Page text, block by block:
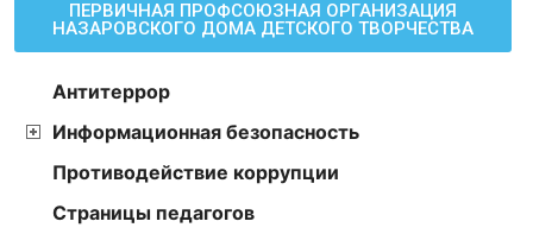
ПЕРВИЧНАЯ ПРОФСОЮЗНАЯ ОРГАНИЗАЦИЯ
НАЗАРОВСКОГО ДОМА ДЕТСКОГО ТВОРЧЕСТВА
Антитеррор
Информационная безопасность
Противодействие коррупции
Страницы педагогов